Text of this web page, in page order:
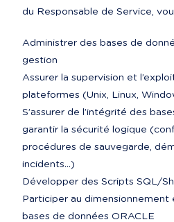
du Responsable de Service,
Administrer des bases de
gestion
Assurer la supervision et
plateformes (Unix, Linux,
S’assurer de l’intégrité des
garantir la sécurité logique
procédures de sauvegarde,
incidents…)
Développer des Scripts SQL/
Participer au dimensionnement
bases de données ORACLE